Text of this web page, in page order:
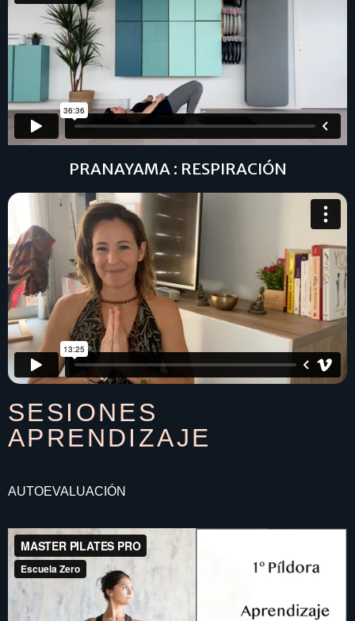
PRANAYAMA : RESPIRACIÓN
SESIONES
APRENDIZAJE
AUTOEVALUACIÓN